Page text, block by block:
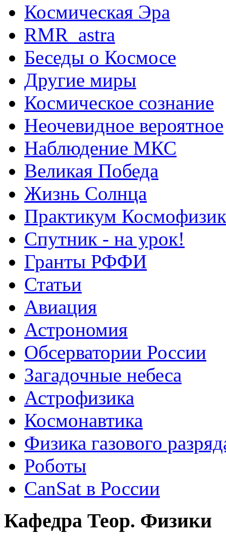
Космическая Эра
RMR_astra
Беседы о Космосе
Другие миры
Космическое сознание
Неочевидное вероятное
Наблюдение МКС
Великая Победа
Жизнь Солнца
Практикум
Спутник - на урок!
Гранты РФФИ
Статьи
Авиация
Астрономия
Обсерватории России
Загадочные небеса
Астрофизика
Космонавтика
Физика газового
Роботы
CanSat в России
Кафедра Теор. Физики